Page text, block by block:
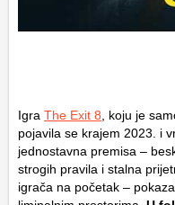
Igra The Exit 8, koju je
pojavila se krajem 2023. i
jednostavna premisa –
strogih pravila i stalna
igrača na početak –